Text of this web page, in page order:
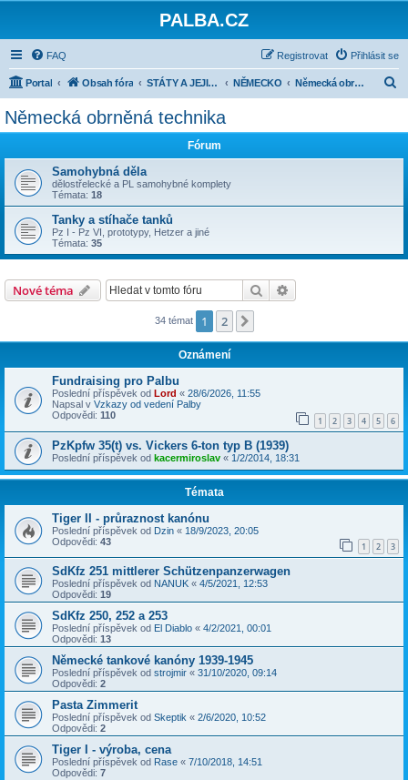
PALBA.CZ
FAQ Přihlásit se
Registrovat
Portal Obsah fóra STÁTY A JEJICH ARMÁDY 1918-1945 NĚMECKO Německá obrněná technika
Německá obrněná technika
Fórum
Samohybná děla
dělostřelecké a PL samohybné komplety
Témata: 18
Tanky a stíhače tanků
Pz I - Pz VI, prototypy, Hetzer a jiné
Témata: 35
Nové téma Hledat
34 témat 1 2
Oznámení
Fundraising pro Palbu
Poslední příspěvek od Lord « 28/6/2026, 11:55
Napsal v Vzkazy od vedení Palby
Odpovědi: 110 1 2 3 4 5 6
PzKpfw 35(t) vs. Vickers 6-ton typ B (1939)
Poslední příspěvek od kacermiroslav « 1/2/2014, 18:31
Témata
Tiger II - průraznost kanónu
Poslední příspěvek od Dzin « 18/9/2023, 20:05
Odpovědi: 43 1 2 3
SdKfz 251 mittlerer Schützenpanzerwagen
Poslední příspěvek od NANUK « 4/5/2021, 12:53
Odpovědi: 19
SdKfz 250, 252 a 253
Poslední příspěvek od El Diablo « 4/2/2021, 00:01
Odpovědi: 13
Německé tankové kanóny 1939-1945
Poslední příspěvek od strojmir « 31/10/2020, 09:14
Odpovědi: 2
Pasta Zimmerit
Poslední příspěvek od Skeptik « 2/6/2020, 10:52
Odpovědi: 2
Tiger I - výroba, cena
Poslední příspěvek od Rase « 7/10/2018, 14:51
Odpovědi: 7